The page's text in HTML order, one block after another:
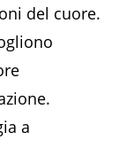
del cuore.
a